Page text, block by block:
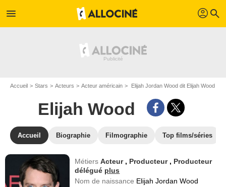
menu profil search
Accueil Stars Acteurs Acteur américain Elijah Jordan Wood dit Elijah Wood
Elijah Wood
Accueil Biographie Filmographie Top films/séries
MétiersActeur , Producteur , Producteur
délégué plus
Nom de naissance Elijah Jordan Wood